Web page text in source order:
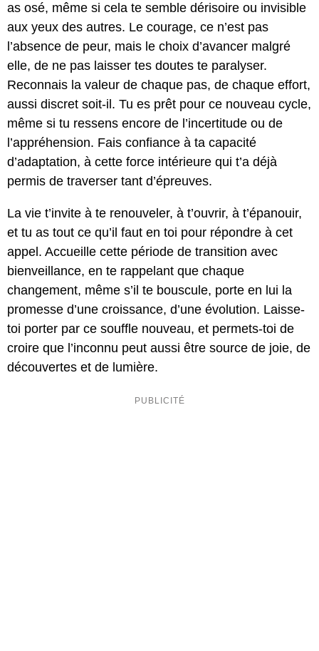
as osé, même si cela te semble dérisoire ou invisible
aux yeux des autres. Le courage, ce n’est pas
l’absence de peur, mais le choix d’avancer malgré
elle, de ne pas laisser tes doutes te paralyser.
Reconnais la valeur de chaque pas, de chaque effort,
aussi discret soit-il. Tu es prêt pour ce nouveau cycle,
même si tu ressens encore de l’incertitude ou de
l’appréhension. Fais confiance à ta capacité
d’adaptation, à cette force intérieure qui t’a déjà
permis de traverser tant d’épreuves.
La vie t’invite à te renouveler, à t’ouvrir, à t’épanouir,
et tu as tout ce qu’il faut en toi pour répondre à cet
appel. Accueille cette période de transition avec
bienveillance, en te rappelant que chaque
changement, même s’il te bouscule, porte en lui la
promesse d’une croissance, d’une évolution. Laisse-
toi porter par ce souffle nouveau, et permets-toi de
croire que l’inconnu peut aussi être source de joie, de
découvertes et de lumière.